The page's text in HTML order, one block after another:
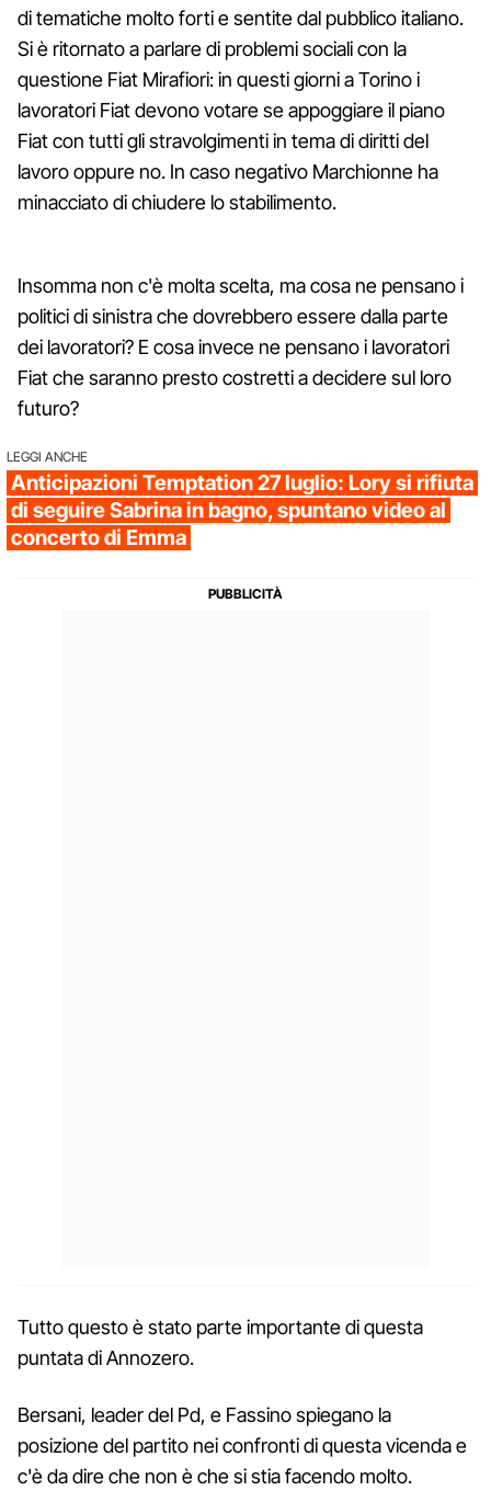
di tematiche molto forti e sentite dal pubblico italiano.
Si è ritornato a parlare di problemi sociali con la
questione Fiat Mirafiori: in questi giorni a Torino i
lavoratori Fiat devono votare se appoggiare il piano
Fiat con tutti gli stravolgimenti in tema di diritti del
lavoro oppure no. In caso negativo Marchionne ha
minacciato di chiudere lo stabilimento.
Insomma non c'è molta scelta, ma cosa ne pensano i
politici di sinistra che dovrebbero essere dalla parte
dei lavoratori? E cosa invece ne pensano i lavoratori
Fiat che saranno presto costretti a decidere sul loro
futuro?
LEGGI ANCHE
Anticipazioni Temptation 27 luglio: Lory si rifiuta
di seguire Sabrina in bagno, spuntano video al
concerto di Emma
Tutto questo è stato parte importante di questa
puntata di Annozero.
Bersani, leader del Pd, e Fassino spiegano la
posizione del partito nei confronti di questa vicenda e
c'è da dire che non è che si stia facendo molto.